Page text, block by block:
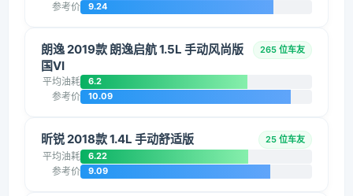
参考价 9.24
朗逸 2019款 朗逸启航 1.5L 手动风尚版
国VI
265 位车友
平均油耗 6.2
参考价 10.09
昕锐 2018款 1.4L 手动舒适版 25 位车友
平均油耗 6.22
参考价 9.09